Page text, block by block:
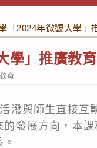
「2024年微觀大學」
學」推廣教
育
潑與師生直接互
發展方向，本